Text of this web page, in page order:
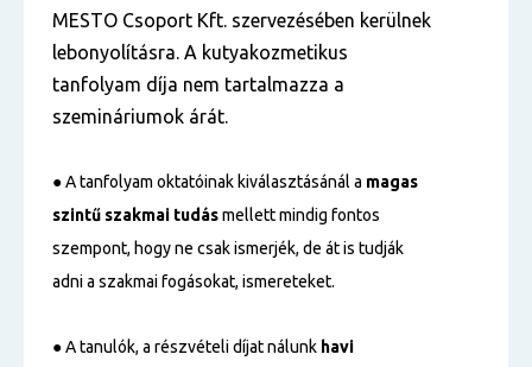
MESTO Csoport Kft. szervezésében kerülnek
lebonyolításra. A kutyakozmetikus
tanfolyam díja nem tartalmazza a
szemináriumok árát.
● A tanfolyam oktatóinak kiválasztásánál a magas
szintű szakmai tudásmellett mindig fontos
szempont, hogy ne csak ismerjék, de át is tudják
adni a szakmai fogásokat, ismereteket.
● A tanulók, a részvételi díjat nálunk havi